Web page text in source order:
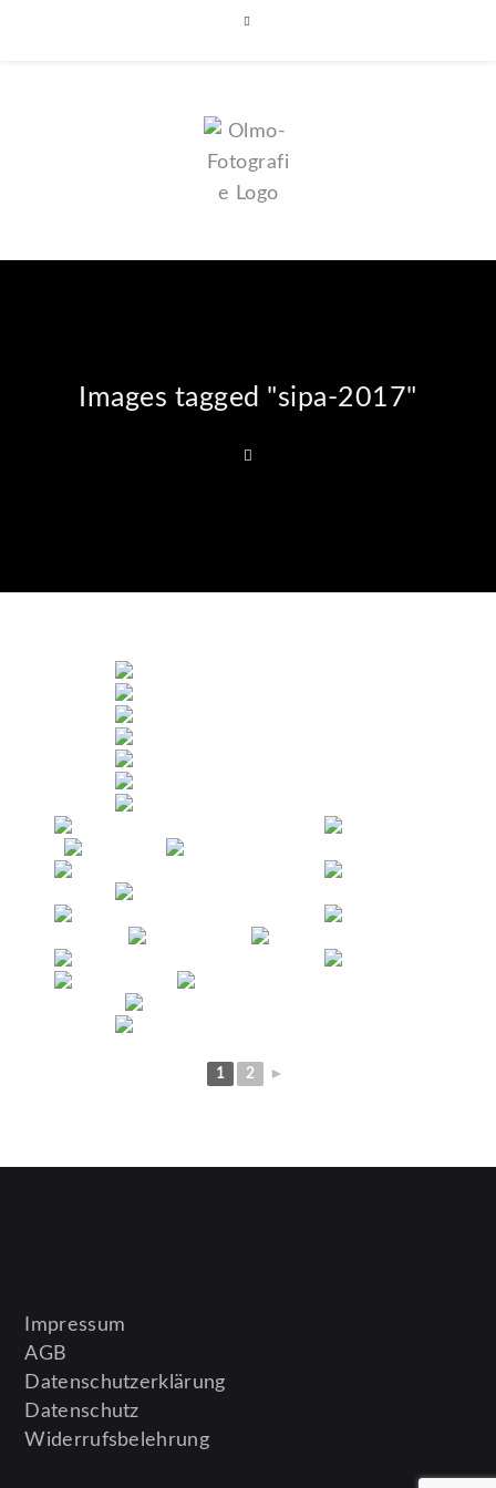
Images tagged "sipa-2017"
1 2 ►
Impressum
AGB
Datenschutzerklärung
Datenschutz
Widerrufsbelehrung